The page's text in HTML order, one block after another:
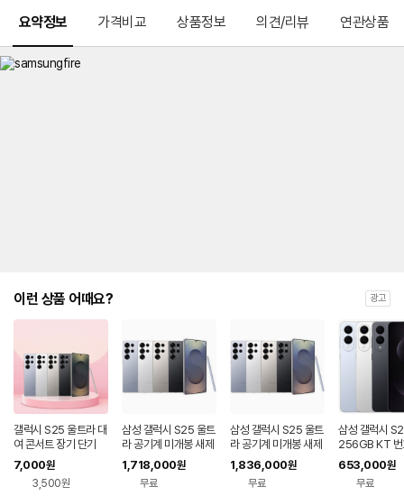
선
택
약
정
는
대
략
인
을
안
내
를
나
타
요약정보 가격비교 상품정보 의견/리뷰 연관상품
이런 상품 어때요? 광고
갤럭시 S25 울트라 대
여 콘서트 장기 단기
7,000원
3,500원
삼성 갤럭시 S25 울트
라 공기계 미개봉 새제
품 자급제폰 휴대폰 S
M-S938 (256GB),
알뜰폰
1,718,000원
무료
삼성 갤럭시 S25 울트
라 공기계 미개봉 새제
품 자급제폰 휴대폰 S
M-S938 (512GB),
알뜰폰
1,836,000원
무료
삼성 갤럭시
256GB KT 번
완납 80요금제
653,000원
무료